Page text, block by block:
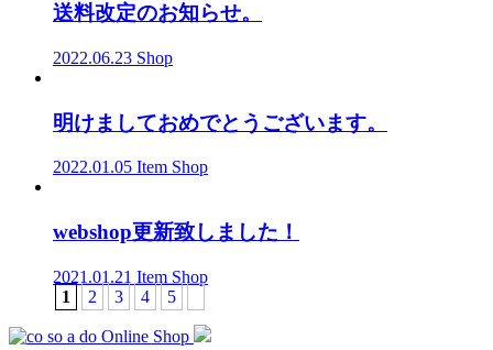
送料改定のお知らせ。
2022.06.23 Shop
明けましておめでとうございます。
2022.01.05 Item Shop
webshop更新致しました！
2021.01.21 Item Shop
1
2 3 4 5
Online Shop